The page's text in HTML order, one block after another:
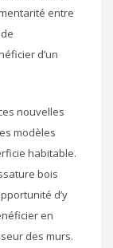
entre
d’un
nouvelles
modèles
habitable.
bois
d’y
en
des murs.